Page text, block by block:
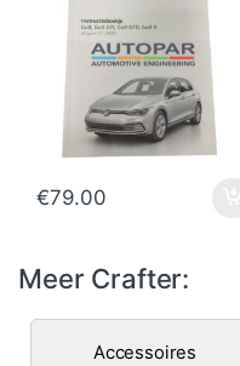
€79.00
Meer Crafter:
Accessoires